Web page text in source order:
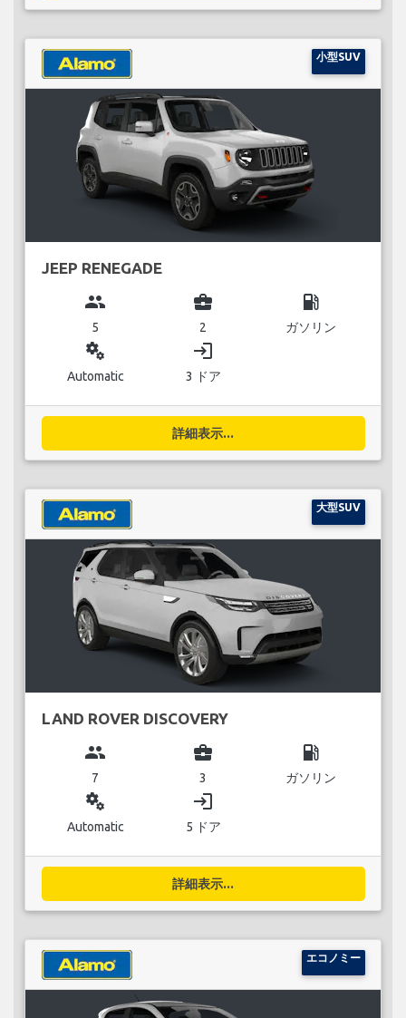
小型SUV
JEEP RENEGADE
group
5
business_center
2
local_gas_station
ガソリン
miscellaneous_services
Automatic
login
3 ドア
詳細表示...
大型SUV
LAND ROVER DISCOVERY
group
7
business_center
3
local_gas_station
ガソリン
miscellaneous_services
Automatic
login
5 ドア
詳細表示...
エコノミー